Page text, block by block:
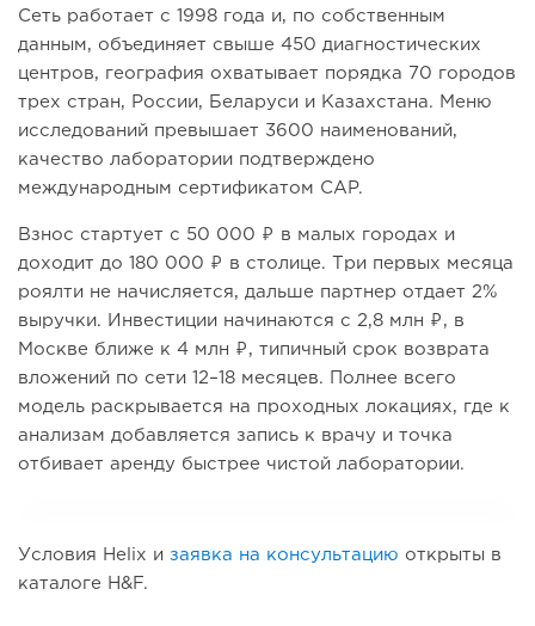
Сеть работает с 1998 года и, по собственным
данным, объединяет свыше 450 диагностических
центров, география охватывает порядка 70 городов
трех стран, России, Беларуси и Казахстана. Меню
исследований превышает 3600 наименований,
качество лаборатории подтверждено
международным сертификатом CAP.
Взнос стартует с 50 000 ₽ в малых городах и
доходит до 180 000 ₽ в столице. Три первых месяца
роялти не начисляется, дальше партнер отдает 2%
выручки. Инвестиции начинаются с 2,8 млн ₽, в
Москве ближе к 4 млн ₽, типичный срок возврата
вложений по сети 12–18 месяцев. Полнее всего
модель раскрывается на проходных локациях, где к
анализам добавляется запись к врачу и точка
отбивает аренду быстрее чистой лаборатории.
Условия Helix и заявка на консультацию открыты в
каталоге H&F.